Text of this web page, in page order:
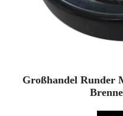
Großhandel Runder